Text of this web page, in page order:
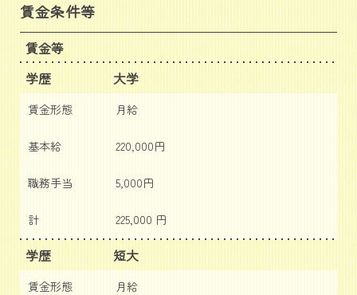
賃金条件等
賃金等
学歴
大学
賃金形態 月給
基本給 220,000円
職務手当 5,000円
計 225,000 円
学歴 短大
賃金形態 月給